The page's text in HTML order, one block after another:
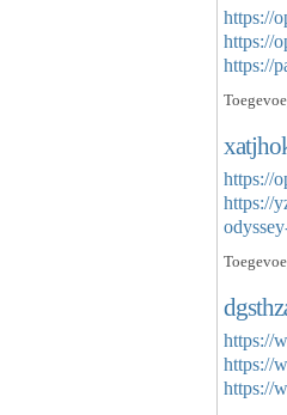
https://
https://
https://
https://
https://
https://
https://
https://